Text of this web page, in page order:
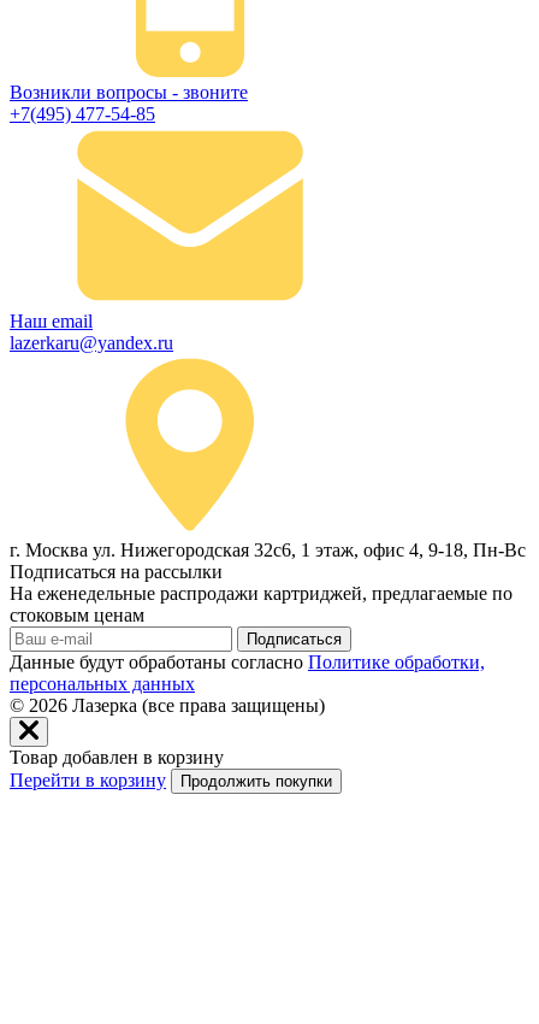
Возникли вопросы - звоните
+7(495) 477-54-85
Наш email
lazerkaru@yandex.ru
г. Москва ул. Нижегородская 32с6, 1 этаж, офис 4, 9-18, Пн-Вс
Подписаться на рассылки
На еженедельные распродажи картриджей, предлагаемые по
стоковым ценам
Подписаться
Данные будут обработаны согласно Политике обработки,
персональных данных
© 2026 Лазерка (все права защищены)
Товар добавлен в корзину
Перейти в корзину
Продолжить покупки